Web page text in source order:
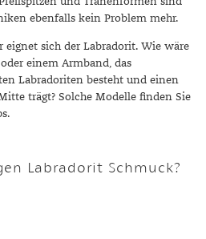
ebenfalls kein Problem mehr.
eignet sich der Labradorit. Wie wäre
einem Armband, das
Labradoriten besteht und einen
trägt? Solche Modelle finden Sie
Labradorit Schmuck?